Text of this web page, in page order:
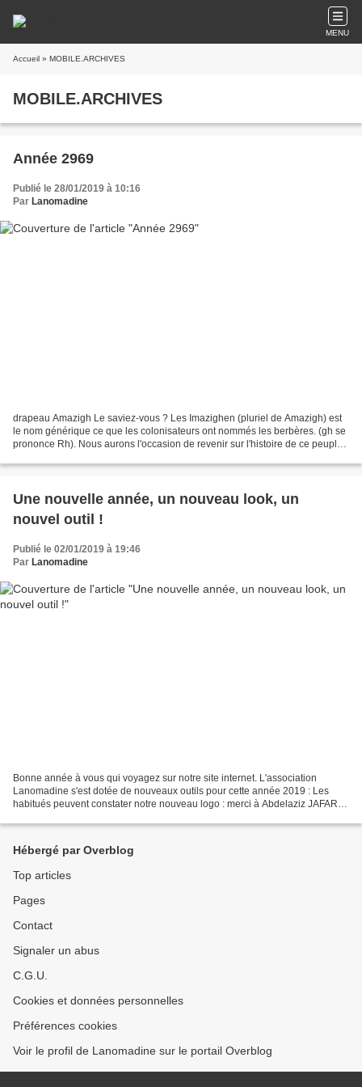
MENU
Accueil » MOBILE.ARCHIVES
MOBILE.ARCHIVES
Année 2969
Publié le 28/01/2019 à 10:16
Par Lanomadine
drapeau Amazigh Le saviez-vous ? Les Imazighen (pluriel de Amazigh) est
le nom générique ce que les colonisateurs ont nommés les berbères. (gh se
prononce Rh). Nous aurons l'occasion de revenir sur l'histoire de ce peuple.
Une nouvelle année, un nouveau look, un
nouvel outil !
Publié le 02/01/2019 à 19:46
Par Lanomadine
Bonne année à vous qui voyagez sur notre site internet. L'association
Lanomadine s'est dotée de nouveaux outils pour cette année 2019 : Les
habitués peuvent constater notre nouveau logo : merci à Abdelaziz JAFARI
Hébergé par Overblog
Top articles
Pages
Contact
Signaler un abus
C.G.U.
Cookies et données personnelles
Préférences cookies
Voir le profil de Lanomadine sur le portail Overblog